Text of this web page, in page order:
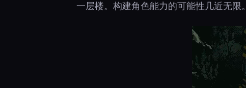
一层楼。构建角色能力的可能性几近无限。